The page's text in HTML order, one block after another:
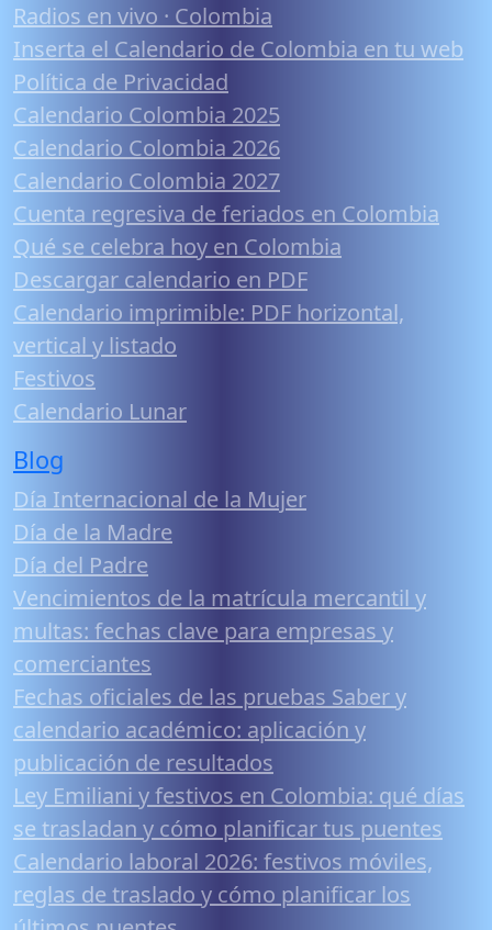
Radios en vivo · Colombia
Inserta el Calendario de Colombia en tu web
Política de Privacidad
Calendario Colombia 2025
Calendario Colombia 2026
Calendario Colombia 2027
Cuenta regresiva de feriados en Colombia
Qué se celebra hoy en Colombia
Descargar calendario en PDF
Calendario imprimible: PDF horizontal,
vertical y listado
Festivos
Calendario Lunar
Blog
Día Internacional de la Mujer
Día de la Madre
Día del Padre
Vencimientos de la matrícula mercantil y
multas: fechas clave para empresas y
comerciantes
Fechas oficiales de las pruebas Saber y
calendario académico: aplicación y
publicación de resultados
Ley Emiliani y festivos en Colombia: qué días
se trasladan y cómo planificar tus puentes
Calendario laboral 2026: festivos móviles,
reglas de traslado y cómo planificar los